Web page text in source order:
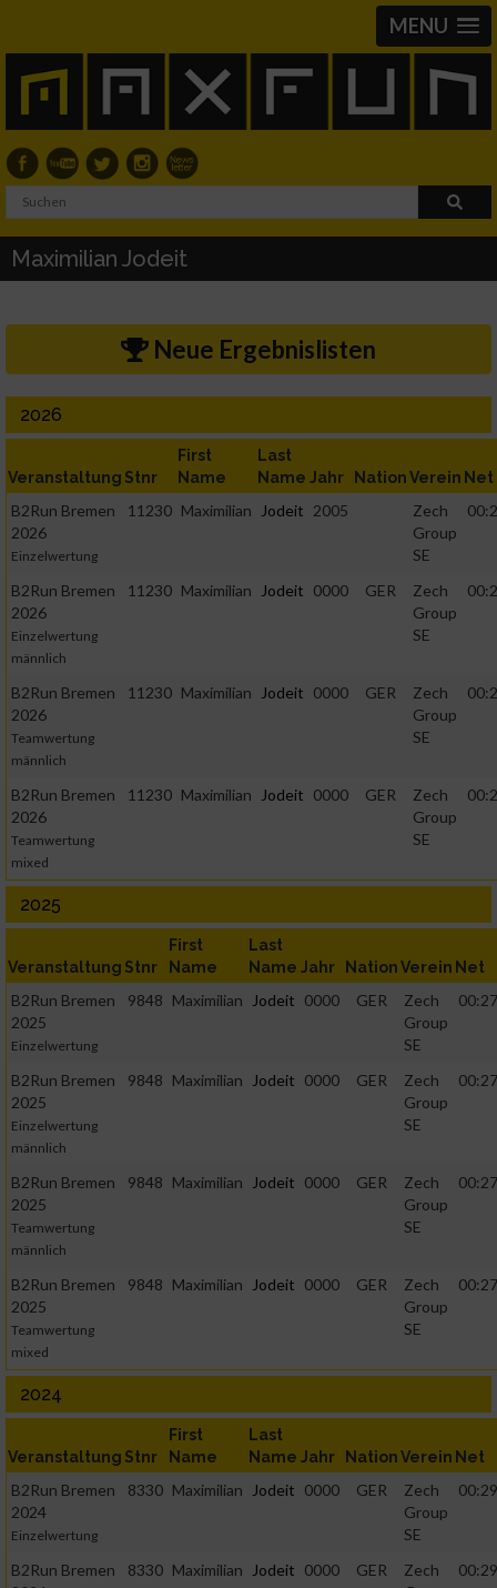
MENU
Maximilian Jodeit
Neue Ergebnislisten
2026
Veranstaltung Stnr
First
Name
Last
Name Jahr NationVerein Net
B2Run Bremen
2026
Einzelwertung
11230 Maximilian Jodeit 2005
Zech
Group
SE
B2Run Bremen
2026
Einzelwertung
männlich
11230 Maximilian Jodeit 0000 GER
Zech
Group
SE
B2Run Bremen
2026
Teamwertung
männlich
11230 Maximilian Jodeit 0000 GER
Zech
Group
SE
B2Run Bremen
2026
Teamwertung
mixed
11230 Maximilian Jodeit 0000 GER
Zech
Group
SE
2025
Veranstaltung Stnr
First
Name
Last
Name Jahr NationVerein Net
B2Run Bremen
2025
Einzelwertung
9848 Maximilian Jodeit 0000 GER
Zech
Group
SE
B2Run Bremen
2025
Einzelwertung
männlich
9848 Maximilian Jodeit 0000 GER
Zech
Group
SE
B2Run Bremen
2025
Teamwertung
männlich
9848 Maximilian Jodeit 0000 GER
Zech
Group
SE
B2Run Bremen
2025
Teamwertung
mixed
9848 Maximilian Jodeit 0000 GER
Zech
Group
SE
2024
Veranstaltung Stnr
First
Name
Last
Name Jahr NationVerein Net
B2Run Bremen
2024
Einzelwertung
8330 Maximilian Jodeit 0000 GER
Zech
Group
SE
B2Run Bremen
8330 Maximilian Jodeit 0000 GER
Zech